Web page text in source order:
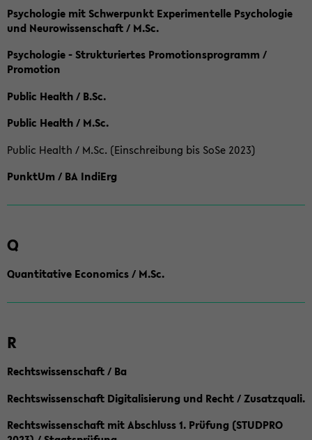
Psychologie mit Schwerpunkt Experimentelle Psychologie
und Neurowissenschaft / M.Sc.
Psychologie - Strukturiertes Promotionsprogramm /
Promotion
Public Health / B.Sc.
Public Health / M.Sc.
Public Health / M.Sc. (Einschreibung bis SoSe 2023)
PunktUm / BA IndiErg
Q
Quantitative Economics / M.Sc.
R
Rechtswissenschaft / Ba
Rechtswissenschaft Digitalisierung und Recht / Zusatzquali.
Rechtswissenschaft mit Abschluss 1. Prüfung (STUDPRO